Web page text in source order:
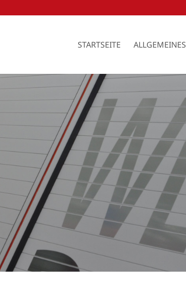
STARTSEITE ALLGEMEINES